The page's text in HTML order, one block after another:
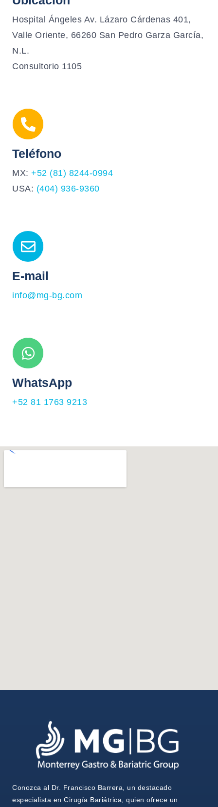
Hospital Ángeles Av. Lázaro Cárdenas 401,
Valle Oriente, 66260 San Pedro Garza García,
N.L.
Consultorio 1105
Teléfono
MX: +52 (81) 8244-0994
USA: (404) 936-9360
E-mail
info@mg-bg.com
WhatsApp
+52 81 1763 9213
Conozca al Dr. Francisco Barrera, un destacado
especialista en Cirugía Bariátrica, quien ofrece un